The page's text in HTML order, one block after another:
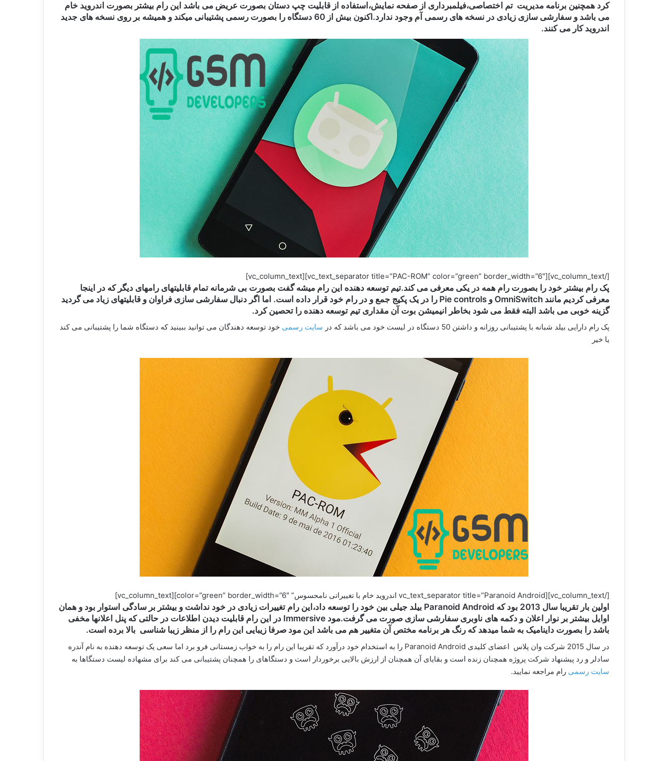
کرد همچنین برنامه مدیریت تم اختصاصی،فیلمبرداری از صفحه نمایش،استفاده از قابلیت چپ دستان بصورت عریض می باشد این رام بیشتر بصورت اندروید خام
می باشد و سفارشی سازی زیادی در نسخه های رسمی آم وجود ندارد.اکنون بیش از 60 دستگاه را بصورت رسمی پشتیبانی میکند و همیشه بر روی نسخه های جدید
اندروید کار می کنند.
[/vc_column_text][vc_text_separator title=”PAC-ROM” color=”green” border_width=”6″][vc_column_text]
پک رام بیشتر خود را بصورت رام همه در یکی معرفی می کند.تیم توسعه دهنده این رام میشه گفت بصورت بی شرمانه تمام قابلیتهای رامهای دیگر که در اینجا
معرفی کردیم مانند OmniSwitch و Pie controls را در یک پکیج جمع و در رام خود قرار داده است. اما اگر دنبال سفارشی سازی فراوان و قابلیتهای زیاد می گردید
گزینه خوبی می باشد البته فقط می شود بخاطر انیمیشن بوت آن مقداری تیم توسعه دهنده را تحصین کرد.
پک رام دارایی بیلد شبانه با پشتیبانی روزانه و داشتن 50 دستگاه در لیست خود می باشد که در سایت رسمی خود توسعه دهندگان می توانید ببینید که دستگاه شما را پشتیبانی می کند
یا خیر
[/vc_column_text][vc_text_separator title=”Paranoid Android اندروید خام با تغییراتی نامحسوس” color=”green” border_width=”6″][vc_column_text]
اولین بار تقریبا سال 2013 بود که Paranoid Android بیلد جیلی بین خود را توسعه داد،این رام تغییرات زیادی در خود نداشت و بیشتر بر سادگی استوار بود و همان
اوایل بیشتر بر نوار اعلان و دکمه های ناوبری سفارشی سازی صورت می گرفت.مود Immersive در این رام قابلیت دیدن اطلاعات در حالتی که پنل اعلانها مخفی
باشد را بصورت داینامیک به شما میدهد که رنگ هر برنامه مختص آن متغییر هم می باشد این مود صرفا زیبایی این رام را از منظر زیبا شناسی بالا برده است.
در سال 2015 شرکت وان پلاس اعضای کلیدی Paranoid Android را به استخدام خود درآورد که تقریبا این رام را به خواب زمستانی فرو برد اما سعی یک توسعه دهنده به نام آندره
سادلر و رد پیشنهاد شرکت پروژه همچنان زنده است و بقایای آن همچنان از ارزش بالایی برخوردار است و دستگاهای را همچنان پشتیبانی می کند برای مشهاده لیست دستگاها به
سایت رسمی رام مراجعه نمایید.